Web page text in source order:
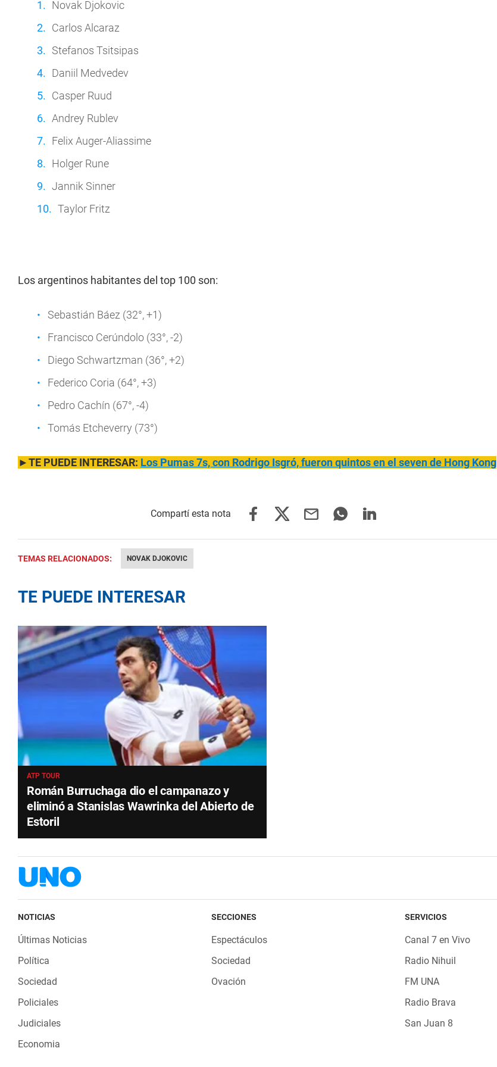
Novak Djokovic
Carlos Alcaraz
Stefanos Tsitsipas
Daniil Medvedev
Casper Ruud
Andrey Rublev
Felix Auger-Aliassime
Holger Rune
Jannik Sinner
Taylor Fritz
Los argentinos habitantes del top 100 son:
Sebastián Báez (32°, +1)
Francisco Cerúndolo (33°, -2)
Diego Schwartzman (36°, +2)
Federico Coria (64°, +3)
Pedro Cachín (67°, -4)
Tomás Etcheverry (73°)
►TE PUEDE INTERESAR: Los Pumas 7s, con Rodrigo Isgró, fueron quintos en el seven de Hong Kong
TEMAS RELACIONADOS: NOVAK DJOKOVIC
TE PUEDE INTERESAR
ATP TOUR
Román Burruchaga dio el campanazo y
eliminó a Stanislas Wawrinka del Abierto de
Estoril
NOTICIAS
Últimas Noticias
Política
Sociedad
Policiales
Judiciales
Economia
SECCIONES
Espectáculos
Sociedad
Ovación
SERVICIOS
Canal 7 en Vivo
Radio Nihuil
FM UNA
Radio Brava
San Juan 8